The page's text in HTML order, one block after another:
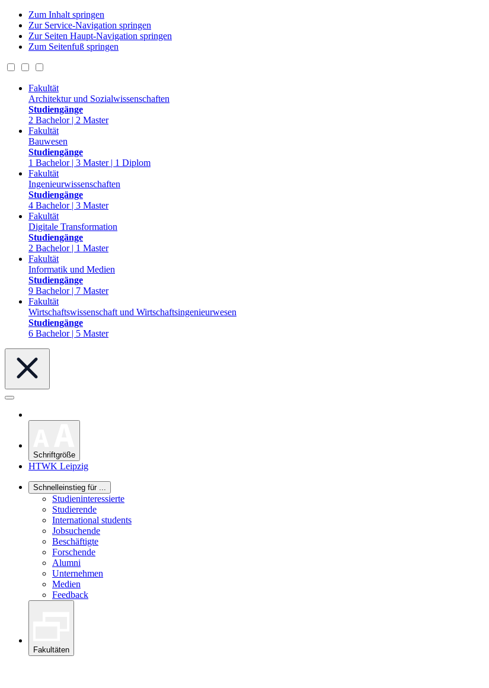
Zum Inhalt springen
Zur Service-Navigation springen
Zur Seiten Haupt-Navigation springen
Zum Seitenfuß springen
Fakultät
Architektur und Sozialwissenschaften
Studiengänge
2 Bachelor | 2 Master
Fakultät
Bauwesen
Studiengänge
1 Bachelor | 3 Master | 1 Diplom
Fakultät
Ingenieurwissenschaften
Studiengänge
4 Bachelor | 3 Master
Fakultät
Digitale Transformation
Studiengänge
2 Bachelor | 1 Master
Fakultät
Informatik und Medien
Studiengänge
9 Bachelor | 7 Master
Fakultät
Wirtschaftswissenschaft und Wirtschaftsingenieurwesen
Studiengänge
6 Bachelor | 5 Master
Schriftgröße
HTWK Leipzig
Schnelleinstieg für ...
Studieninteressierte
Studierende
International students
Jobsuchende
Beschäftigte
Forschende
Alumni
Unternehmen
Medien
Feedback
Fakultäten